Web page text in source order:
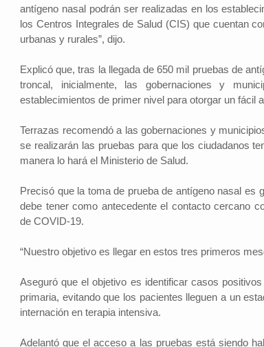
antígeno nasal podrán ser realizadas en los
los Centros Integrales de Salud (CIS) que cuentan
urbanas y rurales”, dijo.
Explicó que, tras la llegada de 650 mil pruebas de
troncal, inicialmente, las gobernaciones y
establecimientos de primer nivel para otorgar un fácil
Terrazas recomendó a las gobernaciones y
se realizarán las pruebas para que los ciudadanos
manera lo hará el Ministerio de Salud.
Precisó que la toma de prueba de antígeno nasal es
debe tener como antecedente el contacto cercano
de COVID-19.
“Nuestro objetivo es llegar en estos tres primeros
Aseguró que el objetivo es identificar casos
primaria, evitando que los pacientes lleguen a un
internación en terapia intensiva.
Adelantó que el acceso a las pruebas está siendo